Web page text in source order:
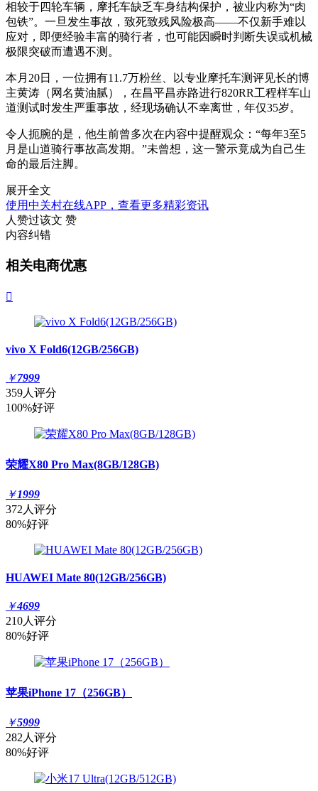
相较于四轮车辆，摩托车缺乏车身结构保护，被业内称为“肉
包铁”。一旦发生事故，致死致残风险极高——不仅新手难以
应对，即便经验丰富的骑行者，也可能因瞬时判断失误或机械
极限突破而遭遇不测。
本月20日，一位拥有11.7万粉丝、以专业摩托车测评见长的博
主黄涛（网名黄油腻），在昌平昌赤路进行820RR工程样车山
道测试时发生严重事故，经现场确认不幸离世，年仅35岁。
令人扼腕的是，他生前曾多次在内容中提醒观众：“每年3至5
月是山道骑行事故高发期。”未曾想，这一警示竟成为自己生
命的最后注脚。
展开全文
使用中关村在线APP，查看更多精彩资讯
人赞过该文 赞
内容纠错
相关电商优惠

vivo X Fold6(12GB/256GB)
￥7999
359人评分
100%好评
荣耀X80 Pro Max(8GB/128GB)
￥1999
372人评分
80%好评
HUAWEI Mate 80(12GB/256GB)
￥4699
210人评分
80%好评
苹果iPhone 17（256GB）
￥5999
282人评分
80%好评